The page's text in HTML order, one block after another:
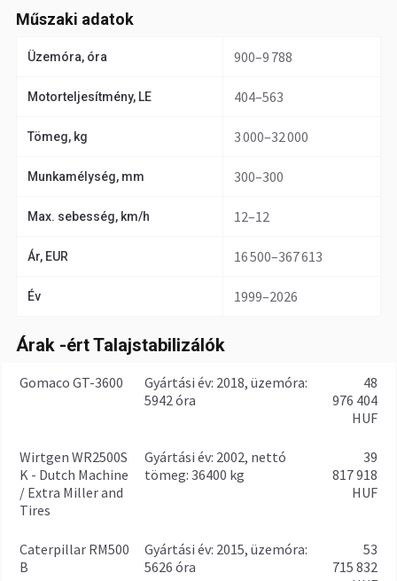
Műszaki adatok
Üzemóra, óra 900–9 788
Motorteljesítmény, LE 404–563
Tömeg, kg 3 000–32 000
Munkamélység, mm 300–300
Max. sebesség, km/h 12–12
Ár, EUR 16 500–367 613
Év 1999–2026
Árak -ért Talajstabilizálók
Gomaco GT-3600
gyártási év: 2018, üzemóra:
5942 óra
48
976 404
HUF
Wirtgen WR2500S
K - Dutch Machine
/ Extra Miller and
Tires
gyártási év: 2002, nettó
tömeg: 36400 kg
39
817 918
HUF
Caterpillar RM500
B
gyártási év: 2015, üzemóra:
5626 óra
53
715 832